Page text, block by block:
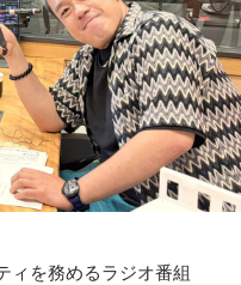
に例祭を執り行ってい
うに、当時、お伊勢参り
かったので、東日本の
が、16日だけだと行けな
んだんと伸びていって
体が都内の方は少ない。
さくなっていくと、どう
ていた盆踊りや、お祭り
町内会の方々が寄付とか
」
うのはいいことですよ」
「AIを駆使して盛り上
ィを務めるラジオ番組